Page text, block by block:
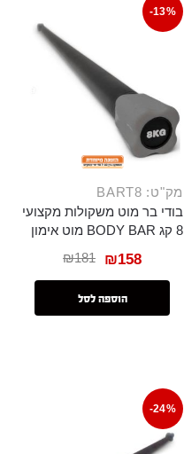
-13%
מק"ט: BART8
בודי בר מוט משקולות מקצועי
8 קג BODY BAR מוט אימון
₪181 ₪158
הוספה לסל
-24%